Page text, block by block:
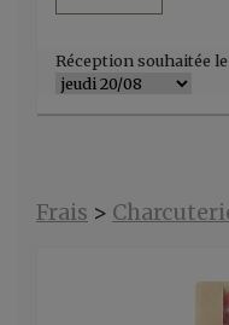
Réception souhaitée le
Frais >